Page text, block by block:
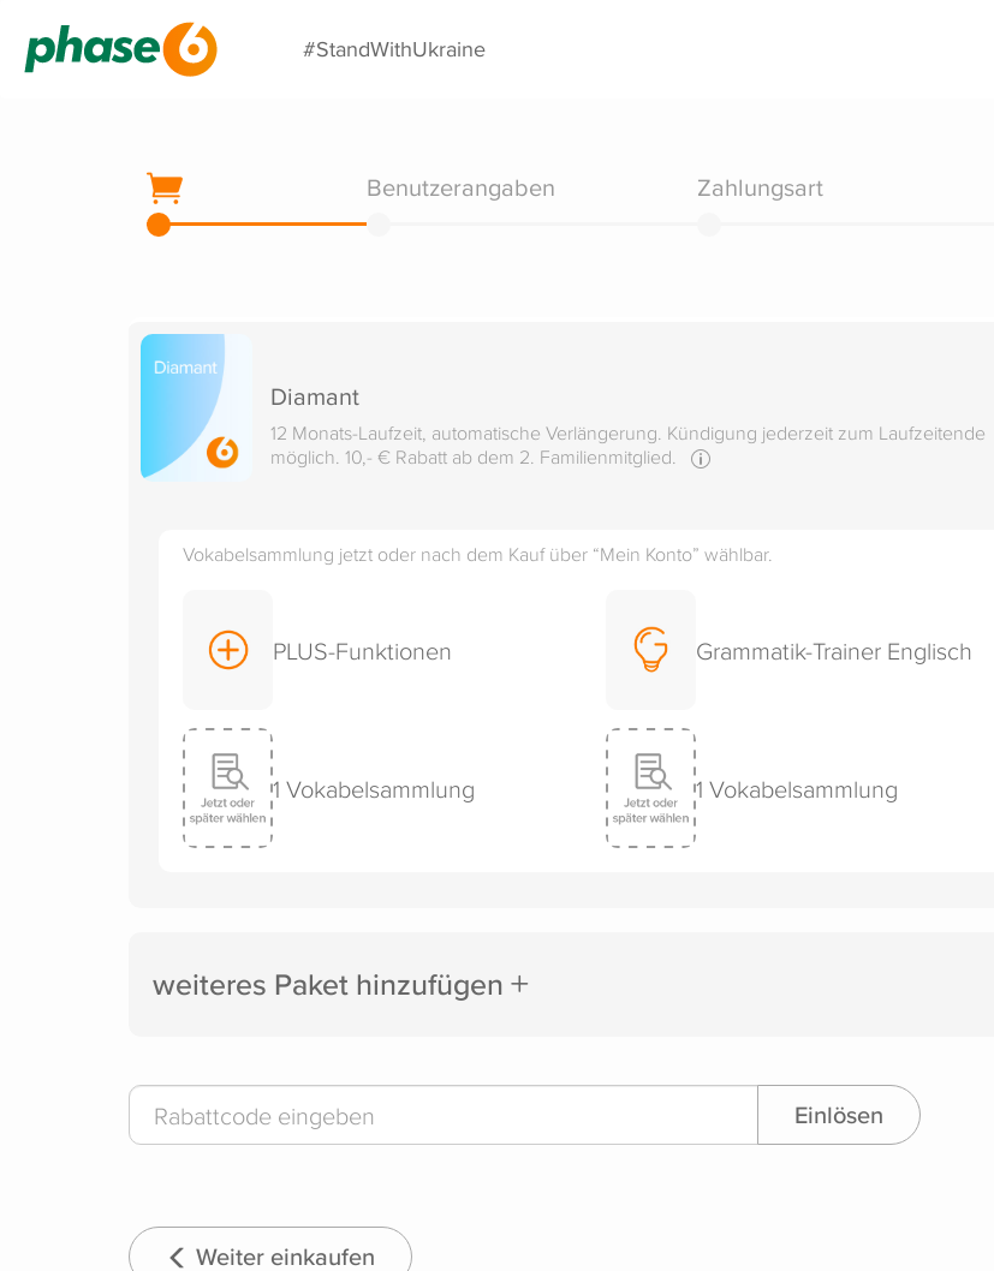
#StandWithUkraine
Benutzerangaben Zahlungsart
Diamant
12 Monats-Laufzeit, automatische Verlängerung. Kündigung jederzeit zum Laufzeitende
möglich. 10,- € Rabatt ab dem 2. Familienmitglied.
Vokabelsammlung jetzt oder nach dem Kauf über “Mein Konto” wählbar.
PLUS-Funktionen Grammatik-Trainer Englisch
1 Vokabelsammlung 1 Vokabelsammlung
weiteres Paket hinzufügen
Einlösen
Weiter einkaufen